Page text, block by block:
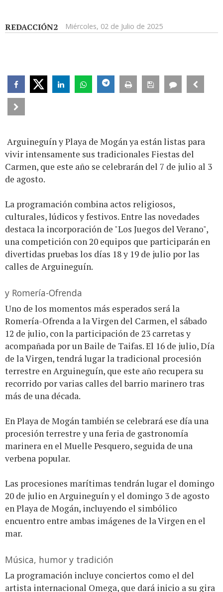
REDACCIÓN2 Miércoles, 02 de Julio de 2025
Arguineguín y Playa de Mogán ya están listas para
vivir intensamente sus tradicionales Fiestas del
Carmen, que este año se celebrarán del 7 de julio al 3
de agosto.
La programación combina actos religiosos,
culturales, lúdicos y festivos. Entre las novedades
destaca la incorporación de "Los Juegos del Verano",
una competición con 20 equipos que participarán en
divertidas pruebas los días 18 y 19 de julio por las
calles de Arguineguín.
y Romería-Ofrenda
Uno de los momentos más esperados será la
Romería-Ofrenda a la Virgen del Carmen, el sábado
12 de julio, con la participación de 23 carretas y
acompañada por un Baile de Taifas. El 16 de julio, Día
de la Virgen, tendrá lugar la tradicional procesión
terrestre en Arguineguín, que este año recupera su
recorrido por varias calles del barrio marinero tras
más de una década.
En Playa de Mogán también se celebrará ese día una
procesión terrestre y una feria de gastronomía
marinera en el Muelle Pesquero, seguida de una
verbena popular.
Las procesiones marítimas tendrán lugar el domingo
20 de julio en Arguineguín y el domingo 3 de agosto
en Playa de Mogán, incluyendo el simbólico
encuentro entre ambas imágenes de la Virgen en el
mar.
Música, humor y tradición
La programación incluye conciertos como el del
artista internacional Omega, que dará inicio a su gira